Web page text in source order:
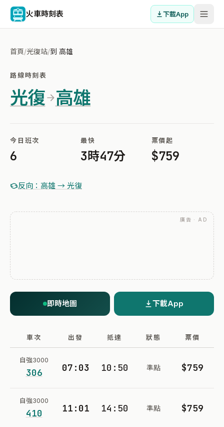
火車時刻表 下載App
首頁/光復站/到 高雄
路線時刻表
光復 高雄
今日班次
6
最快
3時47分
票價起
$759
反向：高雄 → 光復
廣告 · AD
即時地圖 下載App
車次 出發 抵達 狀態 票價
自強3000
306 07:03 10:50 準點 $759
自強3000
410 11:01 14:50 準點 $759